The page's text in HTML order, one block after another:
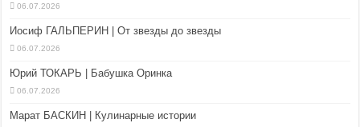
06.07.2026
Иосиф ГАЛЬПЕРИН | От звезды до звезды
06.07.2026
Юрий ТОКАРЬ | Бабушка Оринка
06.07.2026
Марат БАСКИН | Кулинарные истории